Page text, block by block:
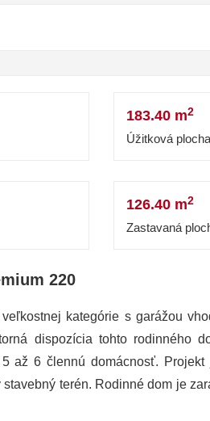
183.40 m2
Úžitková plocha
126.40 m2
Zastavaná
220
kategórie s garážou
dispozícia tohto rodinného
až 6 člennú domácnosť.
terén. Rodinné dom je